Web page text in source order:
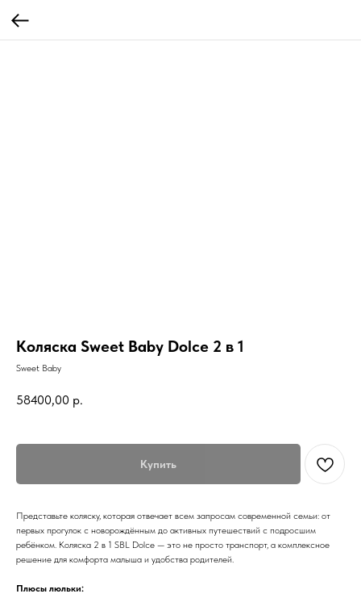
Коляска Sweet Baby Dolce 2 в 1
Sweet Baby
58400,00 р.
Купить
Представьте коляску, которая отвечает всем запросам современной семьи: от
первых прогулок с новорождённым до активных путешествий с подросшим
ребёнком. Коляска 2 в 1 SBL Dolce — это не просто транспорт, а комплексное
решение для комфорта малыша и удобства родителей.
Плюсы люльки: